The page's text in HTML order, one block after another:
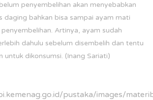
penyembelihan akan menyebabkan
daging bahkan bisa sampai ayam mati
Artinya, ayam sudah
dahulu sebelum disembelih dan tentu
untuk dikonsumsi. (Inang Sariati)
pustaka/images/